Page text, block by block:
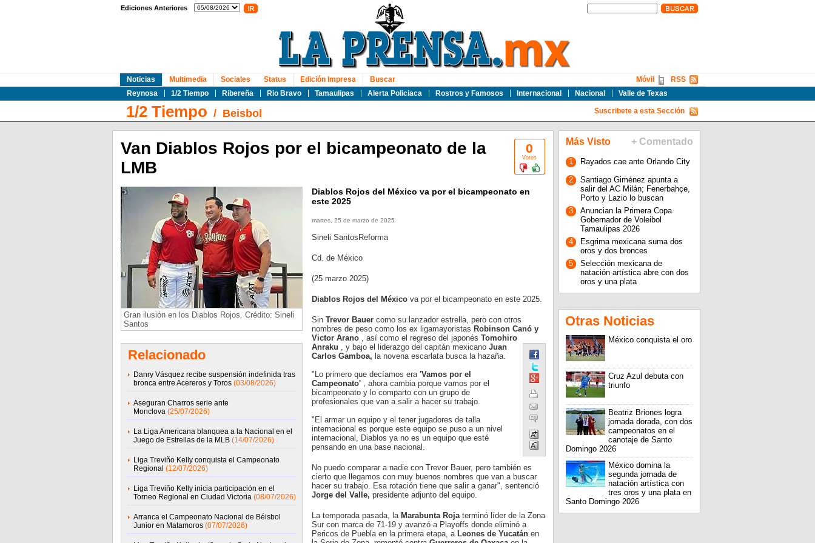
Ediciones Anteriores
Noticias
Reynosa
1/2 Tiempo Ribereña Rio Bravo Tamaulipas Alerta Policiaca Rostros y Famosos Internacional Nacional Valle de Texas
Multimedia Sociales Status Edición Impresa Buscar RSS
Móvil
1/2 Tiempo / Beisbol Suscribete a esta Sección
0
Votos
Van Diablos Rojos por el bicampeonato de la
LMB
Gran ilusión en los Diablos Rojos. Crédito: Sineli
Santos
Relacionado
Danry Vásquez recibe suspensión indefinida tras
bronca entre Acereros y Toros (03/08/2026)
Aseguran Charros serie ante
Monclova (25/07/2026)
La Liga Americana blanquea a la Nacional en el
Juego de Estrellas de la MLB (14/07/2026)
Liga Treviño Kelly conquista el Campeonato
Regional (12/07/2026)
Liga Treviño Kelly inicia participación en el
Torneo Regional en Ciudad Victoria (08/07/2026)
Arranca el Campeonato Nacional de Béisbol
Junior en Matamoros (07/07/2026)
Diablos Rojos del México va por el bicampeonato en
este 2025
martes, 25 de marzo de 2025
Sineli SantosReforma
Cd. de México
(25 marzo 2025)
Diablos Rojos del Méxicova por el bicampeonato en este 2025.
SinTrevor Bauer como su lanzador estrella, pero con otros
nombres de peso como los ex ligamayoristas Robinson Canó y
Victor Arano , así como el regreso del japonés Tomohiro
Anraku , y bajo el liderazgo del capitán mexicanoJuan
Carlos Gamboa, la novena escarlata busca la hazaña.
"Lo primero que decíamos era'Vamos por el
Campeonato' , ahora cambia porque vamos por el
bicampeonato y lo comparto con un grupo de
profesionales que van a salir a hacer su trabajo.
"El armar un equipo y el tener jugadores de talla
internacional es porque este equipo se puso a un nivel
internacional, Diablos ya no es un equipo que esté
pensando en una base nacional.
No puedo comparar a nadie con Trevor Bauer, pero también es
cierto que llegamos con muy buenos nombres que van a buscar
hacer su trabajo. Esa rotación tiene que salir a ganar", sentenció
Jorge del Valle, presidente adjunto del equipo.
La temporada pasada, la Marabunta Roja terminó líder de la Zona
Sur con marca de 71-19 y avanzó a Playoffs donde eliminó a
Pericos de Puebla en la primera etapa, a Leones de Yucatán en
Más Visto + Comentado
1
Rayados cae ante Orlando City
2
Santiago Giménez apunta a
salir del AC Milán; Fenerbahçe,
Porto y Lazio lo buscan
3
Anuncian la Primera Copa
Gobernador de Voleibol
Tamaulipas 2026
4
Esgrima mexicana suma dos
oros y dos bronces
5
Selección mexicana de
natación artística abre con dos
oros y una plata
Otras Noticias
México conquista el oro
Cruz Azul debuta con
triunfo
Beatriz Briones logra
jornada dorada, con dos
campeonatos en el
canotaje de Santo
Domingo 2026
México domina la
segunda jornada de
natación artística con
tres oros y una plata en
Santo Domingo 2026